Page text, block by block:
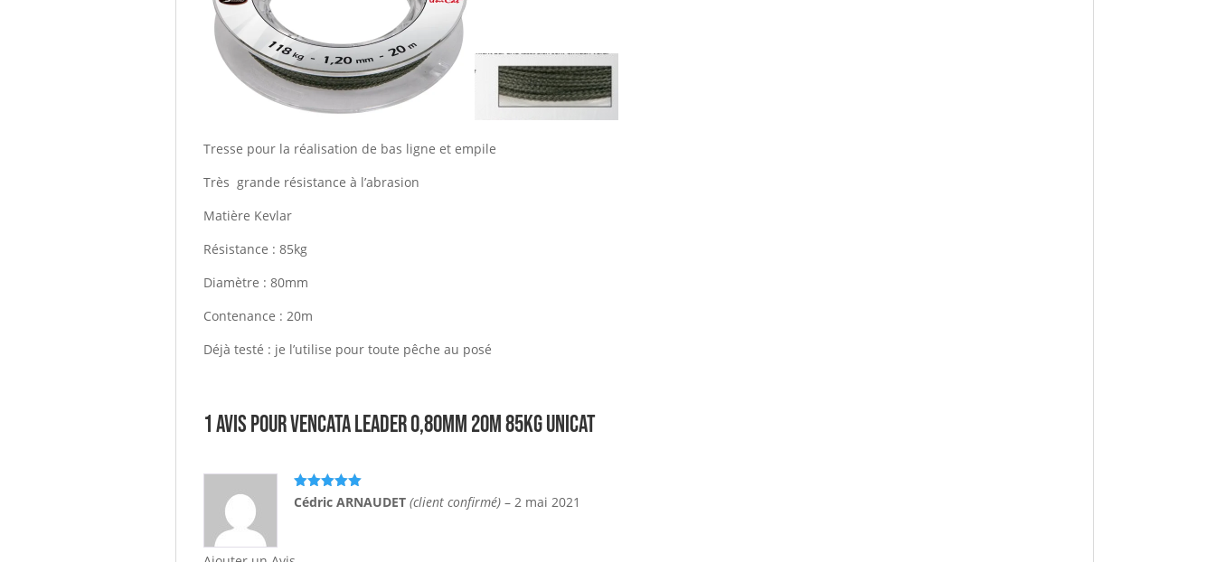
Tresse pour la réalisation de bas ligne et empile
Très grande résistance à l’abrasion
Matière Kevlar
Résistance : 85kg
Diamètre : 80mm
Contenance : 20m
Déjà testé : je l’utilise pour toute pêche au posé
1 avis pourvencata leader 0,80mm 20m 85kg UNICAT
Note5sur
5
Cédric ARNAUDET (client confirmé) – 2 mai 2021